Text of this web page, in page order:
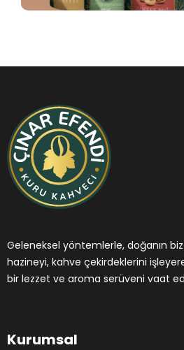
Geleneksel yöntemlerle, doğanın
hazineyi, kahve çekirdeklerini
bir lezzet ve aroma serüveni vaat
Kurumsal